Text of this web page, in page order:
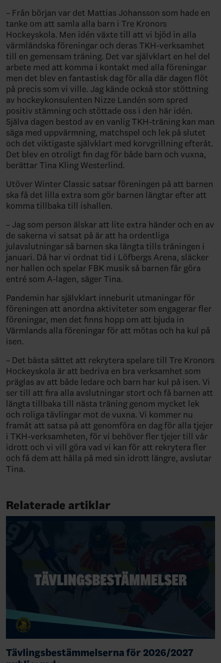
– Från början var det Mattias Johansson som hade en
tanke om att samla alla barn i Tre Kronors
Hockeyskola. Men idén växte till att vi bjöd in alla
värmländska föreningar och deras TKH-verksamhet
till en gemensam träning. Det var självklart en hel del
arbete med att komma i kontakt med alla föreningar
men det blev en fantastisk dag för alla där dagen flöt
på precis som vi ville. Jag kände också stor stöttning
av hockeykonsulenten Nizze Landén som spred
positiv stämning och stöttade oss i den här idén.
Själva dagen bestod av en vanlig TKH-träning kan man
säga med uppvärmning, matchspel och lek på slutet
och det viktigaste självklart med korvgrillning efteråt.
Det blev en otroligt fin dag för både barn och vuxna,
berättar Tina Kling Westerlind.
Utöver Winter Classic satsar föreningen på att barnen
ska få det lilla extra som gör barnen längtar efter att
komma tillbaka till ishallen.
– Jag som person älskar att lite extra händer och en av
de sakerna vi satsat på är att ha ordentliga
julavslutningar så barnen ska längta tills träningen i
januari. Då har vi ordnat tid i Löfbergs Arena, släcker
ner hallen och spelar FBK musik så barnen får göra
entré som A-lagen, säger Tina.
Pandemin har självklart inneburit utmaningar för
föreningen att anordna aktiviteter som engagerar fler
föreningar, men det finns hopp om att bjuda in
Värmlands alla föreningar för att mötas och ha kul på
isen.
– Det bästa sättet att rekrytera spelare till Tre Kronors
Hockeyskola är att bedriva en bra verksamhet som
präglas av att både ledare och barn har kul på isen. Vi
ser till att fira alla avslutningar stort och få barnen att
längta tillbaka till nästa träning genom mycket lek
och roliga tävlingar mot de vuxna. Vi kommer nu
framåt att satsa på att genomföra en dag för alla tjejer
i TKH-verksamheten, för vi behöver fler tjejer till vår
idrott och vi vill göra vad vi kan för att rekrytera fler
och få dem att hålla på med sin idrott längre, avslutar
Tina.
Relaterade artiklar
Tävlingsbestämmelserna för 2026/2027